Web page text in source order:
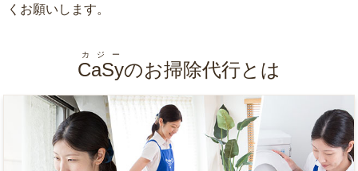
くお願いします。
CaSy
カジー
のお掃除代行とは